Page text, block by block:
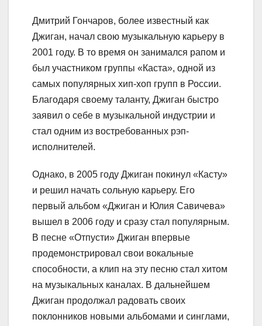
Дмитрий Гончаров, более известный как
Джиган, начал свою музыкальную карьеру в
2001 году. В то время он занимался рапом и
был участником группы «Каста», одной из
самых популярных хип-хоп групп в России.
Благодаря своему таланту, Джиган быстро
заявил о себе в музыкальной индустрии и
стал одним из востребованных рэп-
исполнителей.
Однако, в 2005 году Джиган покинул «Касту»
и решил начать сольную карьеру. Его
первый альбом «Джиган и Юлия Савичева»
вышел в 2006 году и сразу стал популярным.
В песне «Отпусти» Джиган впервые
продемонстрировал свои вокальные
способности, а клип на эту песню стал хитом
на музыкальных каналах. В дальнейшем
Джиган продолжал радовать своих
поклонников новыми альбомами и синглами,